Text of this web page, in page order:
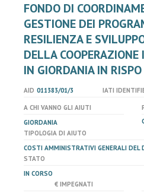
FONDO DI
GESTIONE DEI
RESILIENZA E
DELLA
IN GIORDANIA IN RISPO
AID 011383/01/3 IATI
A CHI VANNO GLI AIUTI
GIORDANIA
TIPOLOGIA DI AIUTO
COSTI AMMINISTRATIVI GENERALI DEL
STATO
IN CORSO
€ IMPEGNATI